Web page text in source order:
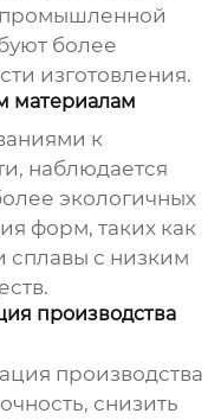
промышленной
более
изготовления.
материалам
к
наблюдается
экологичных
форм, таких как
сплавы с низким
производства
производства
снизить